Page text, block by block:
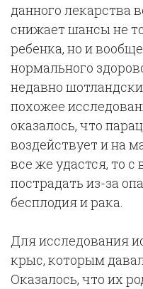
данного лекарства
снижает шансы не
ребенка, но и
нормального
недавно
похожее
оказалось, что
воздействует и на
все же удастся, то
пострадать из-за
бесплодия и рака.
Для исследования
крыс, которым
Оказалось, что их